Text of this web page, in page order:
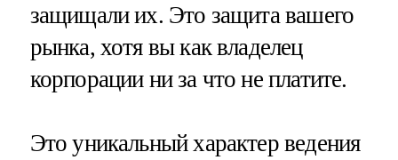
защищали их. Это защита вашего
рынка, хотя вы как владелец
корпорации ни за что не платите.
Это уникальный характер ведения